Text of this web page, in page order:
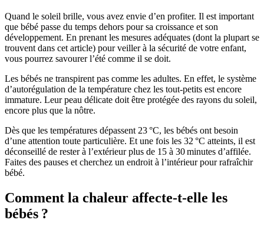
Quand le soleil brille, vous avez envie d’en profiter. Il est important
que bébé passe du temps dehors pour sa croissance et son
développement. En prenant les mesures adéquates (dont la plupart se
trouvent dans cet article) pour veiller à la sécurité de votre enfant,
vous pourrez savourer l’été comme il se doit.
Les bébés ne transpirent pas comme les adultes. En effet, le système
d’autorégulation de la température chez les tout-petits est encore
immature. Leur peau délicate doit être protégée des rayons du soleil,
encore plus que la nôtre.
Dès que les températures dépassent 23 °C, les bébés ont besoin
d’une attention toute particulière. Et une fois les 32 °C atteints, il est
déconseillé de rester à l’extérieur plus de 15 à 30 minutes d’affilée.
Faites des pauses et cherchez un endroit à l’intérieur pour rafraîchir
bébé.
Comment la chaleur affecte-t-elle les
bébés ?